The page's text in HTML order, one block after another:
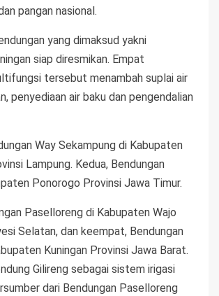
pangan nasional.
yang dimaksud yakni
siap diresmikan. Empat
tersebut menambah suplai air
penyediaan air baku dan pengendalian
Way Sekampung di Kabupaten
Lampung. Kedua, Bendungan
Ponorogo Provinsi Jawa Timur.
Paselloreng di Kabupaten Wajo
Selatan, dan keempat, Bendungan
Kuningan Provinsi Jawa Barat.
Gilireng sebagai sistem irigasi
dari Bendungan Paselloreng